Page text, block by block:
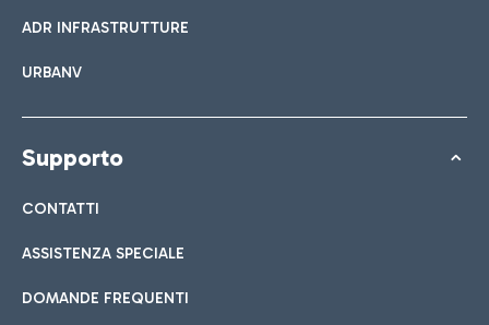
ADR INFRASTRUTTURE
URBANV
Supporto
CONTATTI
ASSISTENZA SPECIALE
DOMANDE FREQUENTI